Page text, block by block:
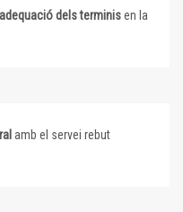
adequació dels terminisen la
amb el servei rebut